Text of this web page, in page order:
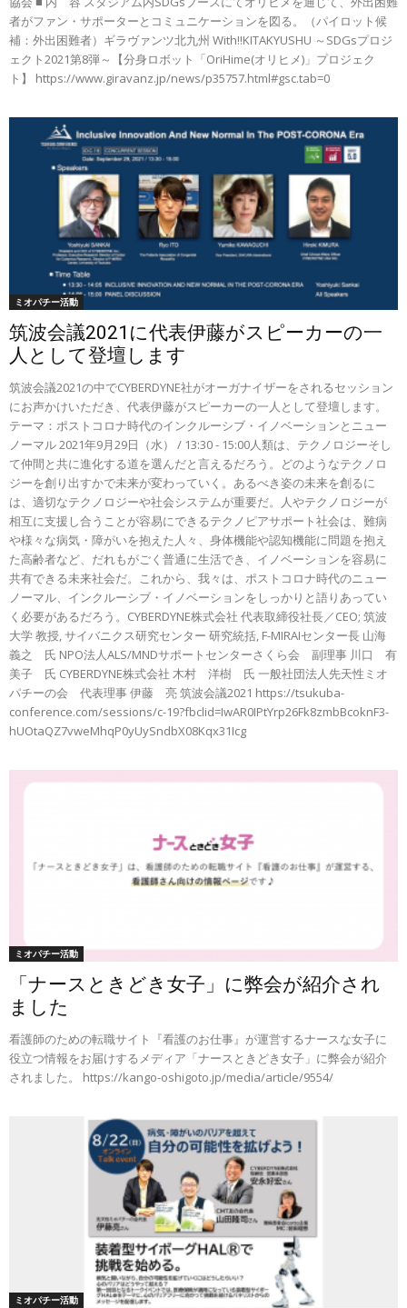
者がファン・サポーターとコミュニケーションを図る。（パイロット候
補：外出困難者）ギラヴァンツ北九州 With!!KITAKYUSHU ～SDGsプロジ
ェクト2021第8弾～【分身ロボット「OriHime(オリヒメ)」プロジェク
ト】 https://www.giravanz.jp/news/p35757.html#gsc.tab=0
ミオパチー活動
筑波会議2021に代表伊藤がスピーカーの一
人として登壇します
筑波会議2021の中でCYBERDYNE社がオーガナイザーをされるセッション
にお声かけいただき、代表伊藤がスピーカーの一人として登壇します。
テーマ：ポストコロナ時代のインクルーシブ・イノベーションとニュー
ノーマル 2021年9月29日（水） / 13:30 - 15:00人類は、テクノロジーそし
て仲間と共に進化する道を選んだと言えるだろう。どのようなテクノロ
ジーを創り出すかで未来が変わっていく。あるべき姿の未来を創るに
は、適切なテクノロジーや社会システムが重要だ。人やテクノロジーが
相互に支援し合うことが容易にできるテクノピアサポート社会は、難病
や様々な病気・障がいを抱えた人々、身体機能や認知機能に問題を抱え
た高齢者など、だれもがごく普通に生活でき、イノベーションを容易に
共有できる未来社会だ。これから、我々は、ポストコロナ時代のニュー
ノーマル、インクルーシブ・イノベーションをしっかりと語りあってい
く必要があるだろう。CYBERDYNE株式会社 代表取締役社長／CEO; 筑波
大学 教授, サイバニクス研究センター 研究統括, F-MIRAIセンター長 山海
義之 氏 NPO法人ALS/MNDサポートセンターさくら会 副理事 川口 有
美子 氏 CYBERDYNE株式会社 木村 洋樹 氏 一般社団法人先天性ミオ
パチーの会 代表理事 伊藤 亮 筑波会議2021 https://tsukuba-
conference.com/sessions/c-19?fbclid=IwAR0IPtYrp26Fk8zmbBcoknF3-
hUOtaQZ7vweMhqP0yUySndbX08Kqx31Icg
ミオパチー活動
「ナースときどき女子」に弊会が紹介され
ました
看護師のための転職サイト『看護のお仕事』が運営するナースな女子に
役立つ情報をお届けするメディア「ナースときどき女子」に弊会が紹介
されました。 https://kango-oshigoto.jp/media/article/9554/
ミオパチー活動